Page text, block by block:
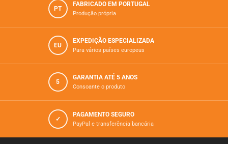
PT
FABRICADO EM PORTUGAL
Produção própria
EU
EXPEDIÇÃO ESPECIALIZADA
Para vários paí­ses europeus
5
GARANTIA ATÉ 5 ANOS
Consoante o produto
✓
PAGAMENTO SEGURO
PayPal e transferência bancária